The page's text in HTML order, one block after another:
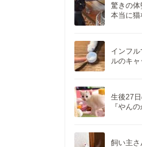
驚きの
本当に
インフ
ルのキ
生後27
『やん
飼い主さ